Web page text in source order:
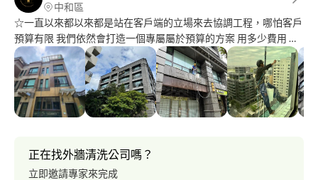
中和區
☆一直以來都以來都是站在客戶端的立場來去協調工程，哪怕客戶
預算有限 我們依然會打造一個專屬屬於預算的方案 用多少費用 選
擇什麼適合的材料 來達到客戶的要求！[不怕您不說 就怕您比來比
去之後 我們就錯失第一時間服務您 ] ☆ 服務內容： 一.高空繩索工
程、高空洗窗機工程、外牆防水、儀器抓漏，清潔，泥作修繕、頂
樓防水、建築物外牆安全檢查……等 各類外牆、垂降工程皆可詢問
合作！ 二. 水管清潔、 疏通 、補漏 、鍍膜、抽油煙機清洗 洗衣機
級、臺北市外牆安全檢查人員、一般勞工安全職安卡（營造）、丙
級職業安全衛生（勞安）、營建防水證照學科班、屋頂作業主管
正在找外牆清洗公司嗎？
立即邀請專家來完成